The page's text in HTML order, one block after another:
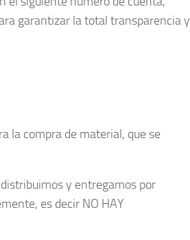
garantizar la total transparencia y
la compra de material, que se
y entregamos por
es decir NO HAY